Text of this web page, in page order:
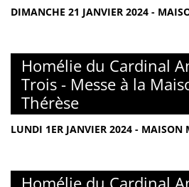
DIMANCHE 21 JANVIER 2024 -
Homélie du Cardinal
Trois - Messe à la
Thérèse
LUNDI 1ER JANVIER 2024 - MAISON
Homélie du Cardinal